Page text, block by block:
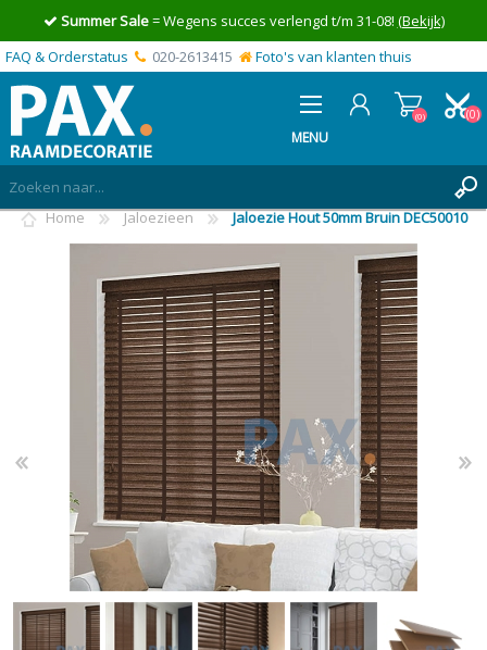
Summer Sale= Wegens succes verlengd t/m 31-08! (Bekijk)
FAQ & Orderstatus
020-2613415 Foto's van klanten thuis
MENU
INLOGGEN
(0)
(0)
(0)
Home Jaloezieen Jaloezie Hout 50mm Bruin DEC50010